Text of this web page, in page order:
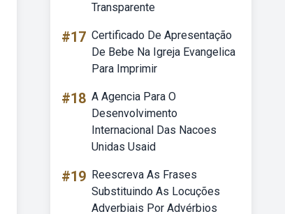
Transparente
#17 Certificado De Apresentação
De Bebe Na Igreja Evangelica
Para Imprimir
#18 A Agencia Para O
Desenvolvimento
Internacional Das Nacoes
Unidas Usaid
#19 Reescreva As Frases
Substituindo As Locuções
Adverbiais Por Advérbios